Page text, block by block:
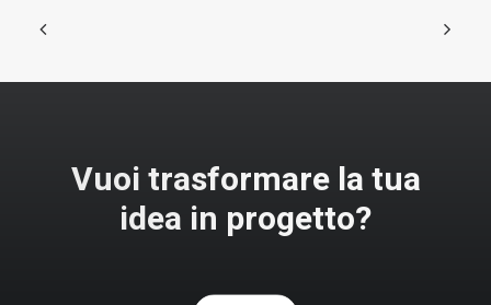
Vuoi trasformare la tua
idea in progetto?